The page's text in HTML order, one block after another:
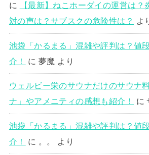
に
【最新】ねこホーダイの運営は？
対の声は？サブスクの危険性は？
よ
池袋「かるまる」混雑や評判は？値
介！
に 夢魔 より
ウェルビー栄のサウナだけのサウナ
ナ」やアメニティの感想も紹介！
に
池袋「かるまる」混雑や評判は？値
介！
に 。。 より